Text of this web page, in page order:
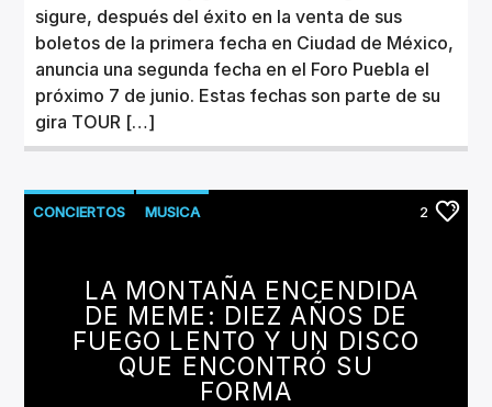
sigure, después del éxito en la venta de sus
boletos de la primera fecha en Ciudad de México,
anuncia una segunda fecha en el Foro Puebla el
próximo 7 de junio. Estas fechas son parte de su
gira TOUR […]
CONCIERTOS MUSICA 2
LA MONTAÑA ENCENDIDA
DE MEME: DIEZ AÑOS DE
FUEGO LENTO Y UN DISCO
QUE ENCONTRÓ SU
FORMA